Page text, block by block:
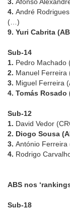
4. André
(…)
9. Yuri Cabrita
Sub-14
1. Pedro Machado
2. Manuel Ferreira
3. Miguel Ferreira
4. Tomás Rosado
Sub-12
1. David Vedor
2. Diogo Sousa
3. António Ferreira
4. Rodrigo
ABS nos
Sub-18